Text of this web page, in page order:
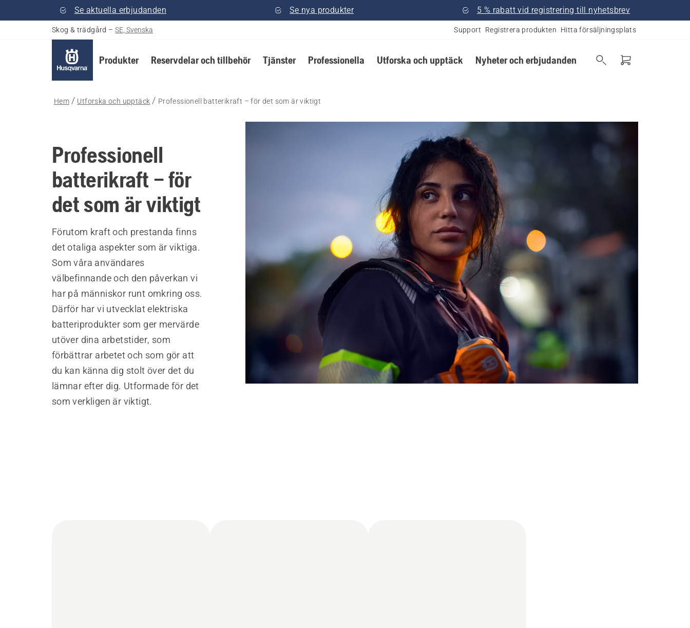
Se aktuella erbjudanden Se nya produkter 5 % rabatt vid registrering till nyhetsbrev
Skog & trädgård – SE, Svenska Support Registrera produkten Hitta försäljningsplats
Produkter Reservdelar och tillbehör Tjänster Professionella Utforska och upptäck Nyheter och erbjudanden
Hem Utforska och upptäck Professionell batterikraft – för det som är viktigt
Professionell
batterikraft – för
det som är viktigt
Förutom kraft och prestanda finns
det otaliga aspekter som är viktiga.
Som våra användares
välbefinnande och den påverkan vi
har på människor runt omkring oss.
Därför har vi utvecklat elektriska
batteriprodukter som ger mervärde
utöver dina arbetstider, som
förbättrar arbetet och som gör att
du kan känna dig stolt över det du
lämnar efter dig. Utformade för det
som verkligen är viktigt.